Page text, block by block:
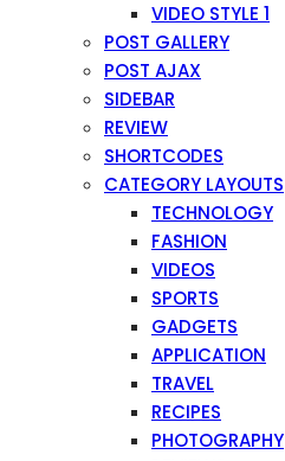
VIDEO STYLE 1
POST GALLERY
POST AJAX
SIDEBAR
REVIEW
SHORTCODES
CATEGORY LAYOUTS
TECHNOLOGY
FASHION
VIDEOS
SPORTS
GADGETS
APPLICATION
TRAVEL
RECIPES
PHOTOGRAPHY